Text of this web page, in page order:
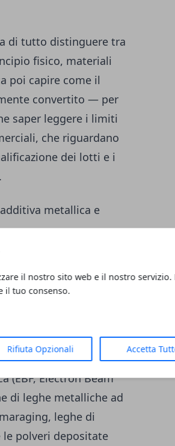
il nostro sito web e il nostro servizio.
il tuo consenso.
Rifiuta Opzionali Accetta
di tutto distinguere tra
fisico, materiali
poi capire come il
convertito — per
saper leggere i limiti
che riguardano
dei lotti e i
metallica e
processo, ma nella
strutturali o
sostanziali nei
componenti ottenuti.
nota come
(EBF, Electron Beam
di leghe metalliche ad
leghe di
polveri depositate